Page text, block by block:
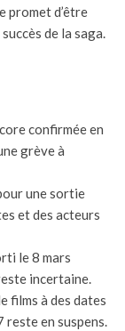
promet d’être
de la saga.
confirmée en
grève à
une sortie
et des acteurs
le 8 mars
incertaine.
films à des dates
reste en suspens.